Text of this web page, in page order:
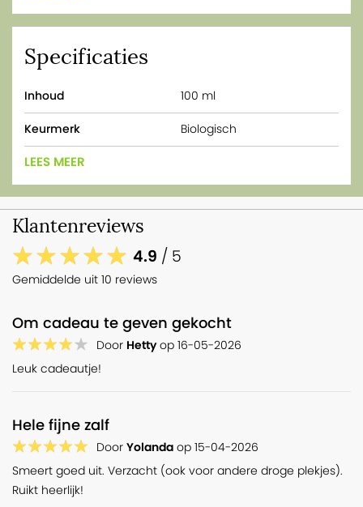
Specificaties
Inhoud 100 ml
Keurmerk Biologisch
LEES MEER
Klantenreviews
4.9 / 5
Gemiddelde uit 10 reviews
Om cadeau te geven gekocht
Door Hettyop 16-05-2026
Leuk cadeautje!
Hele fijne zalf
Door Yolanda op 15-04-2026
Smeert goed uit. Verzacht (ook voor andere droge plekjes).
Ruikt heerlijk!